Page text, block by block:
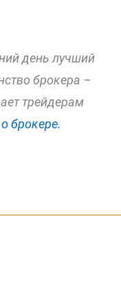
день лучший
брокера –
трейдерам
брокере.